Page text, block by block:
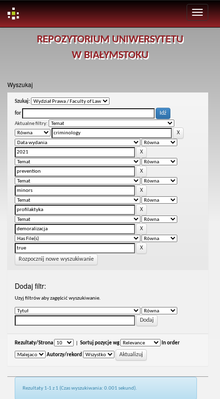
REPOZYTORIUM UNIWERSYTETU
W BIAŁYMSTOKU
Wyszukaj
Szukaj:
for
Aktualne filtry:
Rozpocznij nowe wyszukiwanie
Dodaj filtr:
Uzyj filtrów aby zagęścić wyszukiwanie.
Rezultaty/Strona Sortuj pozycje wg In order
Autorzy/rekord
Rezultaty 1-1 z 1 (Czas wyszukiwania: 0.001 sekund).